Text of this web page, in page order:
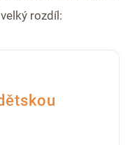
rozdíl: